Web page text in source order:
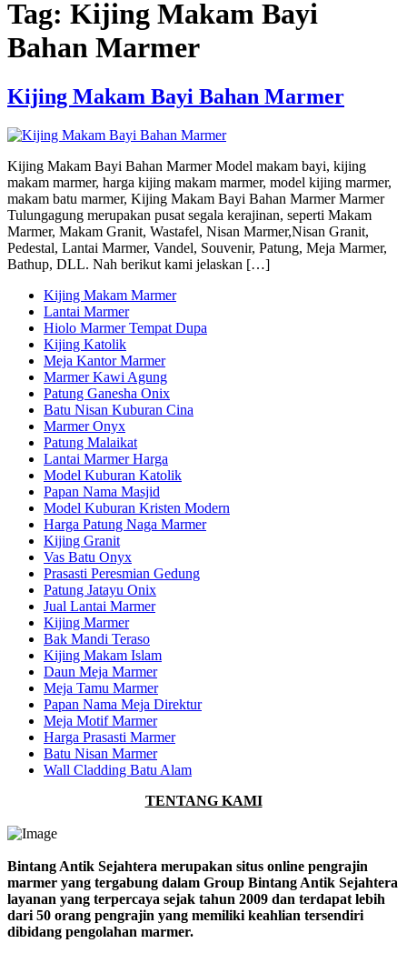
Tag: Kijing Makam Bayi
Bahan Marmer
Kijing Makam Bayi Bahan Marmer
Kijing Makam Bayi Bahan Marmer Model makam bayi, kijing
makam marmer, harga kijing makam marmer, model kijing marmer,
makam batu marmer, Kijing Makam Bayi Bahan Marmer Marmer
Tulungagung merupakan pusat segala kerajinan, seperti Makam
Marmer, Makam Granit, Wastafel, Nisan Marmer,Nisan Granit,
Pedestal, Lantai Marmer, Vandel, Souvenir, Patung, Meja Marmer,
Bathup, DLL. Nah berikut kami jelaskan […]
Kijing Makam Marmer
Lantai Marmer
Hiolo Marmer Tempat Dupa
Kijing Katolik
Meja Kantor Marmer
Marmer Kawi Agung
Patung Ganesha Onix
Batu Nisan Kuburan Cina
Marmer Onyx
Patung Malaikat
Lantai Marmer Harga
Model Kuburan Katolik
Papan Nama Masjid
Model Kuburan Kristen Modern
Harga Patung Naga Marmer
Kijing Granit
Vas Batu Onyx
Prasasti Peresmian Gedung
Patung Jatayu Onix
Jual Lantai Marmer
Kijing Marmer
Bak Mandi Teraso
Kijing Makam Islam
Daun Meja Marmer
Meja Tamu Marmer
Papan Nama Meja Direktur
Meja Motif Marmer
Harga Prasasti Marmer
Batu Nisan Marmer
Wall Cladding Batu Alam
TENTANG KAMI
Bintang Antik Sejahtera merupakan situs online pengrajin
marmer yang tergabung dalam Group Bintang Antik Sejahtera
layanan yang terpercaya sejak tahun 2009 dan terdapat lebih
dari 50 orang pengrajin yang memiliki keahlian tersendiri
dibidang pengolahan marmer.